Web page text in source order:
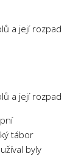
a její rozpad
a její rozpad
tábor
byly